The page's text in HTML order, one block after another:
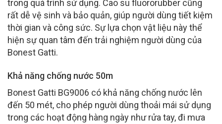
trong quá trình sử dụng. Cao su fluororubber cũng
rất dễ vệ sinh và bảo quản, giúp người dùng tiết kiệm
thời gian và công sức. Sự lựa chọn vật liệu này thể
hiện sự quan tâm đến trải nghiệm người dùng của
Bonest Gatti.
Khả năng chống nước 50m
Bonest Gatti BG9006 có khả năng chống nước lên
đến 50 mét, cho phép người dùng thoải mái sử dụng
trong các hoạt động hàng ngày như rửa tay, đi mưa